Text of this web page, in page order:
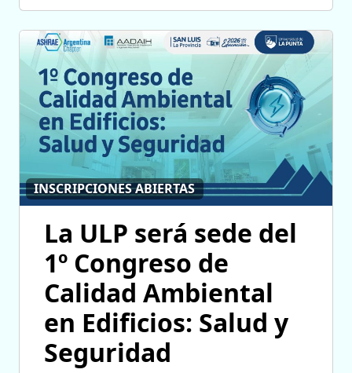
INSCRIPCIONES ABIERTAS
La ULP será sede del
1º Congreso de
Calidad Ambiental
en Edificios: Salud y
Seguridad